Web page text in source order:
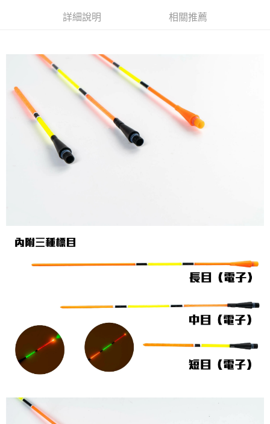
3.完整用戶服務條款，請詳閱以下連結：
https://oppay.tw/userRule
客戶支援中心」https://netprotections.freshdesk.com/support/home
易，需依本服務之必要範圍內提供個人資料，並將交易相關給付款項請求債
權轉讓予恩沛科技股份有限公司。
２．關於個人資料處理事宜，請瀏覽以下網址：
https://aftee.tw/terms/#terms3
３．未成年的使用者請事先徵得法定代理人或監護人之同意方可使用
「AFTEE先享後付」，若未經同意申辦者引起之損失，本公司不負相關責
４．使用「AFTEE先享後付」時，將依據個別帳號之用戶狀況，依本公司即
時審查核予不同之上限額度；若仍有額度不足之情形，本公司將視審查結果
請求用戶進行身份認證。
５．嚴禁一人註冊多個帳號或使用他人資訊註冊。若發現惡意使用之情形，
國家/地區配送(**下單前請私訊客服確認實際運費(運費另
詳細說明 相關推薦